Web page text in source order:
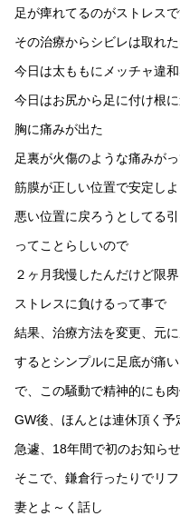
足が痺れてるのがストレス
その治療からシビレは取れ
今日は太ももにメッチャ違
今日はお尻から足に付け根
胸に痛みが出た
足裏が火傷のような痛みが
筋膜が正しい位置で安定し
悪い位置に戻ろうとしてる
ってことらしいので
２ヶ月我慢したんだけど限界
ストレスに負けるって事で
結果、治療方法を変更、元
するとシンプルに足底が痛
で、この騒動で精神的にも
GW後、ほんとは連休頂く
急遽、18年間で初のお知ら
そこで、鎌倉行ったりでリ
妻とよ～く話し